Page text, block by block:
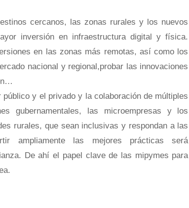
cercanos, las zonas rurales y los nuevos
inversión en infraestructura digital y física.
en las zonas más remotas, así como los
nacional y regional,probar las innovaciones
y el privado y la colaboración de múltiples
gubernamentales, las microempresas y los
rurales, que sean inclusivas y respondan a las
ampliamente las mejores prácticas será
De ahí el papel clave de las mipymes para